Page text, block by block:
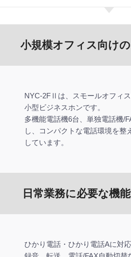
小規模オフィス向け
NYC-2FⅡは、スモールオフィ
小型ビジネスホンです。
多機能電話機6台、単独電話機/
し、コンパクトな電話環境を整
しています。
日常業務に必要な機
ひかり電話・ひかり電話Aに対